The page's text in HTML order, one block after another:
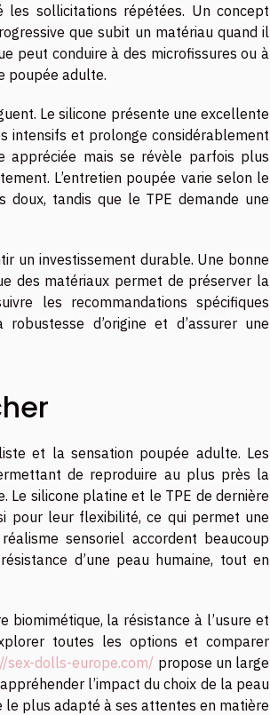
sollicitations répétées. Un concept
que subit un matériau quand il
peut conduire à des microfissures ou à
poupée adulte.
Le silicone présente une excellente
intensifs et prolonge considérablement
appréciée mais se révèle parfois plus
L’entretien poupée varie selon le
tandis que le TPE demande une
un investissement durable. Une bonne
des matériaux permet de préserver la
les recommandations spécifiques
d’origine et d’assurer une
et la sensation poupée adulte. Les
de reproduire au plus près la
Le silicone platine et le TPE de dernière
pour leur flexibilité, ce qui permet une
sensoriel accordent beaucoup
d’une peau humaine, tout en
la résistance à l’usure et
toutes les options et comparer
sex-dolls-europe.com/ propose un large
l’impact du choix de la peau
plus adapté à ses attentes en matière